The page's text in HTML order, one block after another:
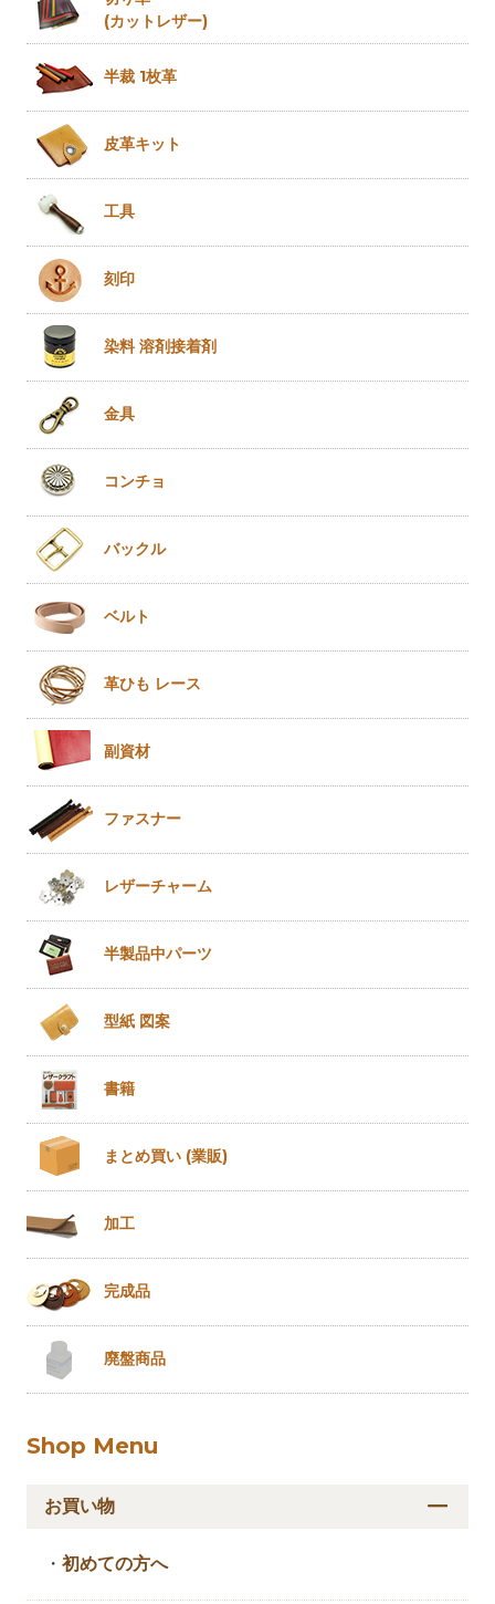
(カットレザー)
半裁 1枚革
皮革キット
工具
刻印
染料 溶剤接着剤
金具
コンチョ
バックル
ベルト
革ひも レース
副資材
ファスナー
レザーチャーム
半製品中パーツ
型紙 図案
書籍
まとめ買い (業販)
加工
完成品
廃盤商品
Shop Menu
お買い物
・初めての方へ